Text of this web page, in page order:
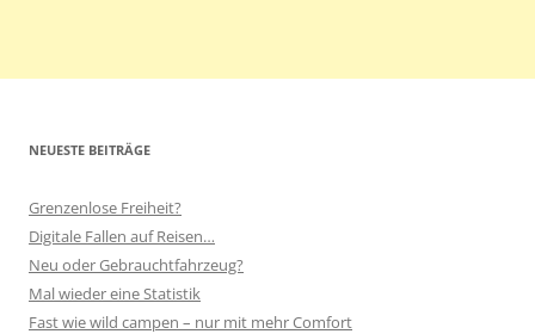
NEUESTE BEITRÄGE
Grenzenlose Freiheit?
Digitale Fallen auf Reisen…
Neu oder Gebrauchtfahrzeug?
Mal wieder eine Statistik
Fast wie wild campen – nur mit mehr Comfort